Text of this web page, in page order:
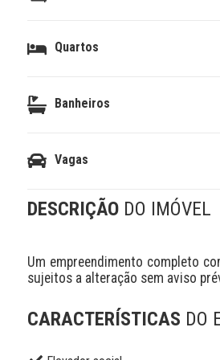
Quartos
Banheiros
Vagas
DESCRIÇÃO DO IMÓVEL
Um empreendimento completo
sujeitos a alteração sem aviso
CARACTERÍSTICAS DO